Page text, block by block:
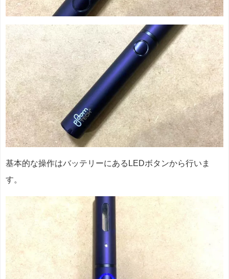
基本的な操作はバッテリーにあるLEDボタンから行いま
す。